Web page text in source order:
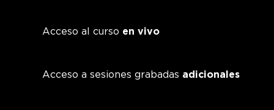
Acceso al curso en vivo
Acceso a sesiones grabadas adicionales